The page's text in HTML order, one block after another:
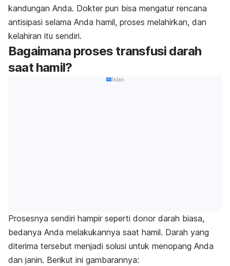
kandungan Anda. Dokter pun bisa mengatur rencana
antisipasi selama Anda hamil, proses melahirkan, dan
kelahiran itu sendiri.
Bagaimana proses transfusi darah
saat hamil?
Iklan
Prosesnya sendiri hampir seperti donor darah biasa,
bedanya Anda melakukannya saat hamil. Darah yang
diterima tersebut menjadi solusi untuk menopang Anda
dan janin. Berikut ini gambarannya: